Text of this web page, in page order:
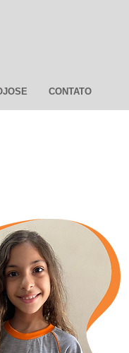
CONTATO